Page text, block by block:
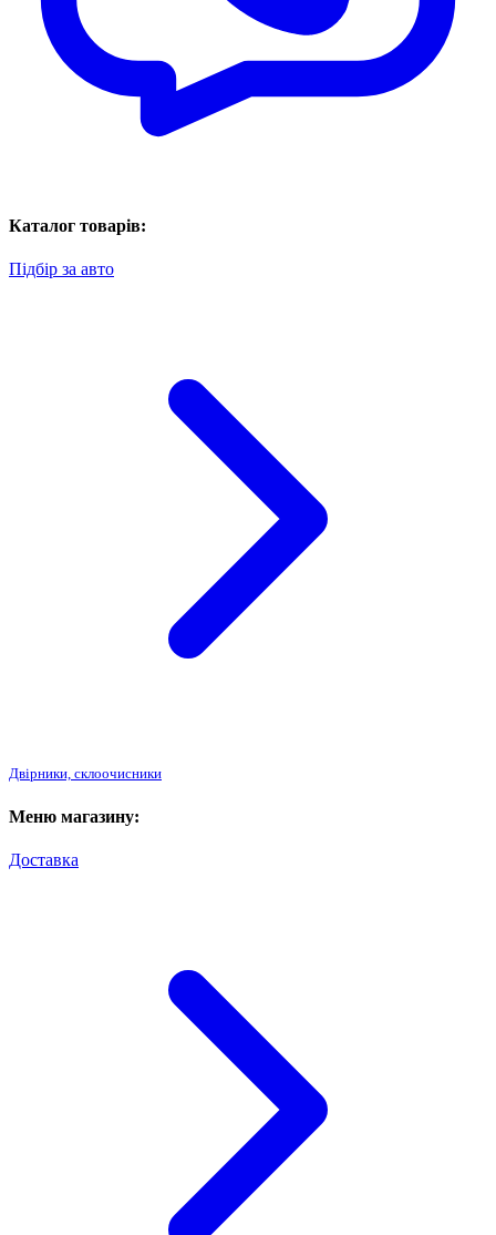
Каталог товарів:
Підбір за авто
Двірники, склоочисники
Меню магазину:
Доставка